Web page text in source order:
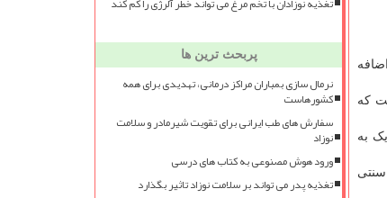
که
به
سنتی
پربحث ترین ها
نرمال سازی بمباران مراکز درمانی، تهدیدی برای همه
کشورهاست
سفارش های طب ایرانی برای تقویت شیرمادر و سلامت
نوزاد
ورود هوش مصنوعی به کتاب های درسی
تغذیه پدر می تواند بر سلامت نوزاد تاثیر بگذارد